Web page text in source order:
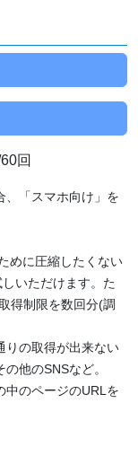
回
、「スマホ向け」を
めに圧縮したくない
いただけます。た
得制限を数回分(調
りの取得が出来ない
他のSNSなど。
中のページのURLを